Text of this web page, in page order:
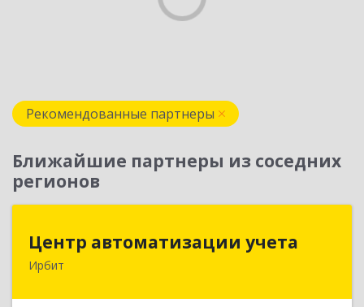
Рекомендованные партнеры
Ближайшие партнеры из соседних
регионов
Центр автоматизации учета
Ирбит623854, Свердловская обл, Ирбит г, Маршала